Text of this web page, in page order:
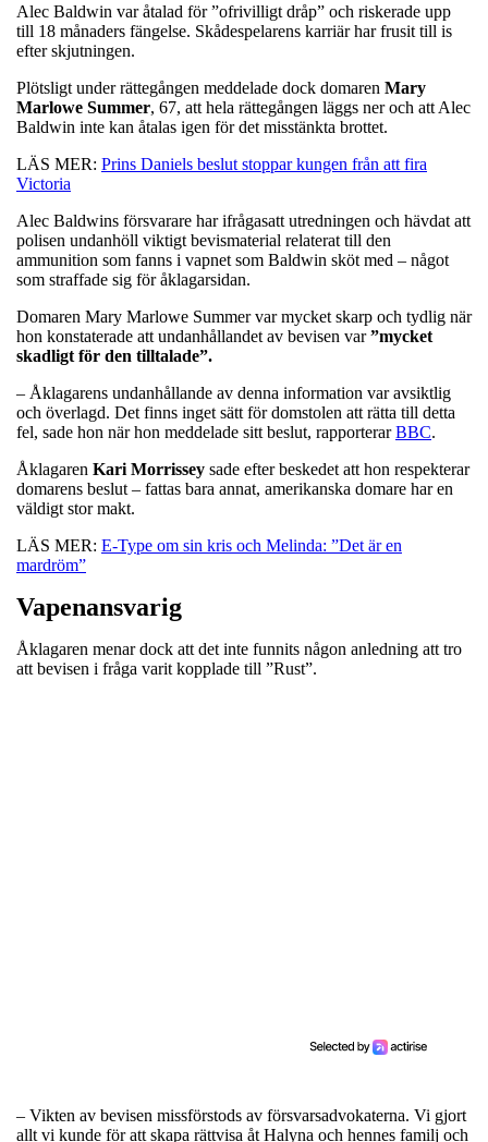
Alec Baldwin var åtalad för ”ofrivilligt dråp” och riskerade upp
till 18 månaders fängelse. Skådespelarens karriär har frusit till is
efter skjutningen.
Plötsligt under rättegången meddelade dock domaren Mary
Marlowe Summer, 67, att hela rättegången läggs ner och att Alec
Baldwin inte kan åtalas igen för det misstänkta brottet.
LÄS MER: Prins Daniels beslut stoppar kungen från att fira
Victoria
Alec Baldwins försvarare har ifrågasatt utredningen och hävdat att
polisen undanhöll viktigt bevismaterial relaterat till den
ammunition som fanns i vapnet som Baldwin sköt med – något
som straffade sig för åklagarsidan.
Domaren Mary Marlowe Summer var mycket skarp och tydlig när
hon konstaterade att undanhållandet av bevisen var”mycket
skadligt för den tilltalade”.
– Åklagarens undanhållande av denna information var avsiktlig
och överlagd. Det finns inget sätt för domstolen att rätta till detta
fel, sade hon när hon meddelade sitt beslut, rapporterarBBC.
Åklagaren Kari Morrissey sade efter beskedet att hon respekterar
domarens beslut – fattas bara annat, amerikanska domare har en
väldigt stor makt.
LÄS MER: E-Type om sin kris och Melinda: ”Det är en
mardröm”
Vapenansvarig
Åklagaren menar dock att det inte funnits någon anledning att tro
att bevisen i fråga varit kopplade till ”Rust”.
– Vikten av bevisen missförstods av försvarsadvokaterna. Vi gjort
allt vi kunde för att skapa rättvisa åt Halyna och hennes familj och